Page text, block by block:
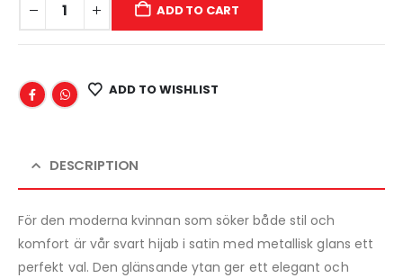
ADD TO CART
ADD TO WISHLIST
DESCRIPTION
För den moderna kvinnan som söker både stil och
komfort är vår svart hijab i satin med metallisk glans ett
perfekt val. Den glänsande ytan ger ett elegant och